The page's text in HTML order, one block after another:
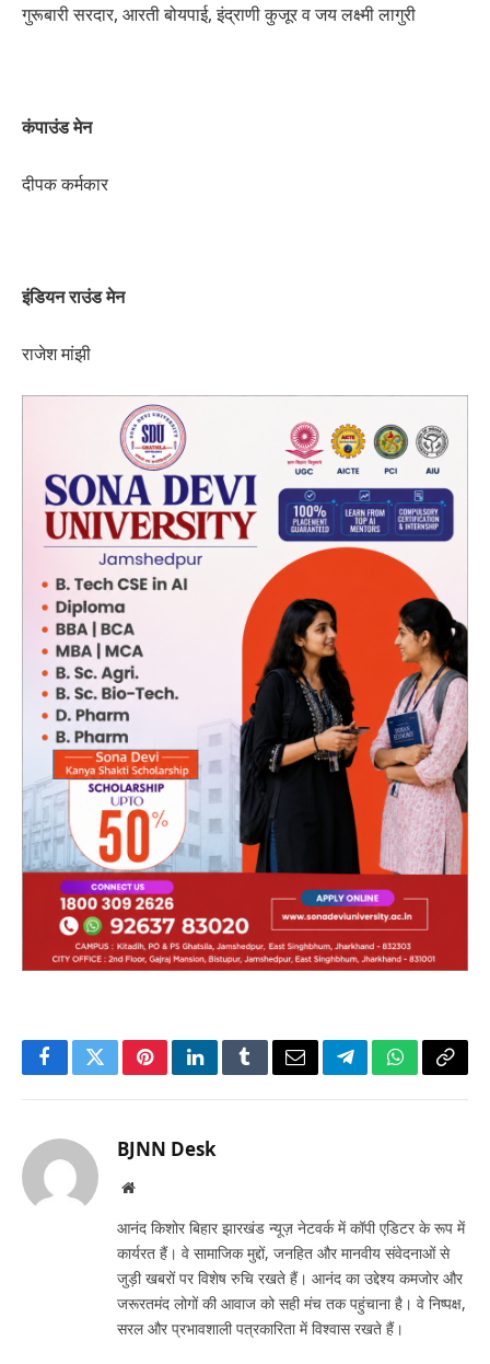
गुरूबारी सरदार, आरती बोयपाई, इंद्राणी कुजूर व जय लक्ष्मी लागुरी
कंपाउंड मेन
दीपक कर्मकार
इंडियन राउंड मेन
राजेश मांझी
FacebookTwitterPinterestLinkedInTumblrEmailTelegramWhatsApp
Copy
BJNN Desk
Website
आनंद किशोर बिहार झारखंड न्यूज़ नेटवर्क में कॉपी एडिटर के रूप में
कार्यरत हैं। वे सामाजिक मुद्दों, जनहित और मानवीय संवेदनाओं से
जुड़ी खबरों पर विशेष रुचि रखते हैं। आनंद का उद्देश्य कमजोर और
जरूरतमंद लोगों की आवाज को सही मंच तक पहुंचाना है। वे निष्पक्ष,
सरल और प्रभावशाली पत्रकारिता में विश्वास रखते हैं।